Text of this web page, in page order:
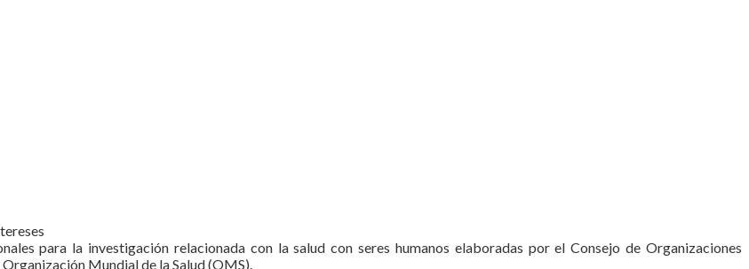
para la investigación relacionada con la salud con seres humanos elaboradas por el Consejo de Organizaciones
Mundial de la Salud (OMS).